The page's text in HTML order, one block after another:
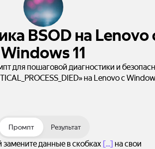
BSOD на Lenovo
Windows 11
для пошаговой диагностики и
на Lenovo с
Промпт Результат
замените данные в скобках [...] на свои